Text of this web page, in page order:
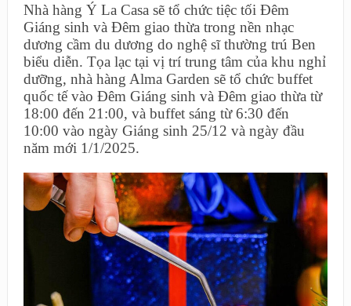
Nhà hàng Ý La Casa sẽ tổ chức tiệc tối Đêm
Giáng sinh và Đêm giao thừa trong nền nhạc
dương cầm du dương do nghệ sĩ thường trú Ben
biểu diễn. Tọa lạc tại vị trí trung tâm của khu nghỉ
dưỡng, nhà hàng Alma Garden sẽ tổ chức buffet
quốc tế vào Đêm Giáng sinh và Đêm giao thừa từ
18:00 đến 21:00, và buffet sáng từ 6:30 đến
10:00 vào ngày Giáng sinh 25/12 và ngày đầu
năm mới 1/1/2025.